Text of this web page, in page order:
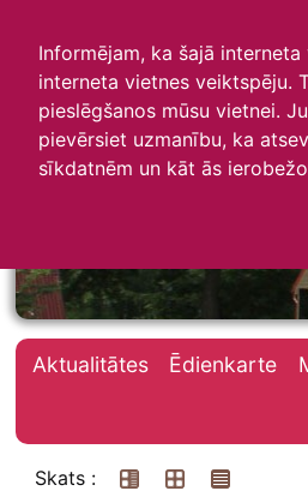
Informējam, ka šajā
interneta vietnes veiktspēju.
pieslēgšanos mūsu vietnei.
pievērsiet uzmanību, ka
sīkdatnēm un kāt ās
Aktualitātes Ēdienkarte
Skats :